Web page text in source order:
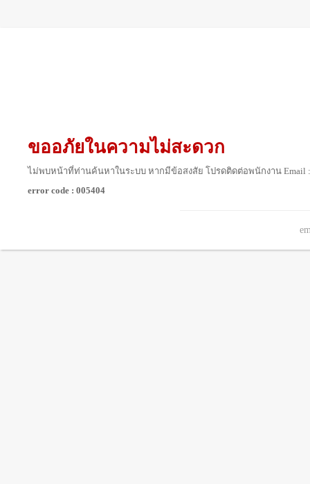
ขออภัยในความไม่สะดวก
ไม่พบหน้าที่ท่านค้นหาในระบบ หากมีข้อสงสัย โปรดติดต่อพนักงาน Email :
error code : 005404